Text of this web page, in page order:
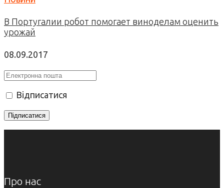
В Португалии робот помогает виноделам оценить
урожай
08.09.2017
Відписатися
Про нас